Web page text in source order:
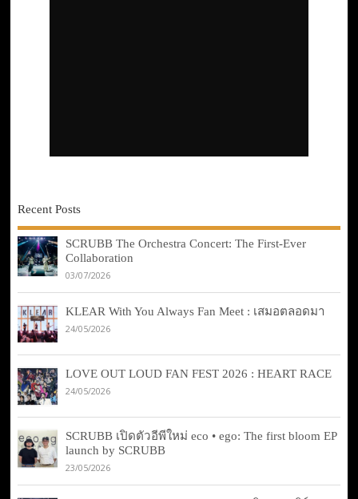
Recent Posts
SCRUBB The Orchestra Concert: The First-Ever
Collaboration
03/07/2026
KLEAR With You Always Fan Meet : เสมอตลอดมา
24/05/2026
LOVE OUT LOUD FAN FEST 2026 : HEART RACE
24/05/2026
SCRUBB เปิดตัวอีพีใหม่ eco • ego: The first bloom EP
launch by SCRUBB
23/05/2026